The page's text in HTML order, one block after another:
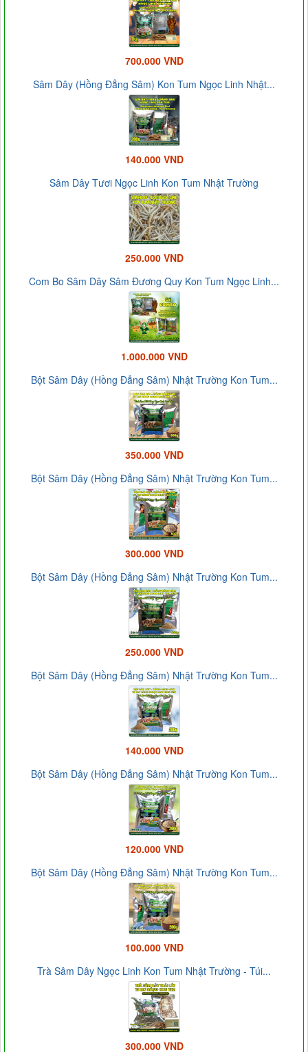
700.000 VND
Sâm Dây (Hồng Đẳng Sâm) Kon Tum Ngọc Linh Nhật...
140.000 VND
Sâm Dây Tươi Ngọc Linh Kon Tum Nhật Trường
250.000 VND
Com Bo Sâm Dây Sâm Đương Quy Kon Tum Ngọc Linh...
1.000.000 VND
Bột Sâm Dây (Hồng Đẳng Sâm) Nhật Trường Kon Tum...
350.000 VND
Bột Sâm Dây (Hồng Đẳng Sâm) Nhật Trường Kon Tum...
300.000 VND
Bột Sâm Dây (Hồng Đẳng Sâm) Nhật Trường Kon Tum...
250.000 VND
Bột Sâm Dây (Hồng Đẳng Sâm) Nhật Trường Kon Tum...
140.000 VND
Bột Sâm Dây (Hồng Đẳng Sâm) Nhật Trường Kon Tum...
120.000 VND
Bột Sâm Dây (Hồng Đẳng Sâm) Nhật Trường Kon Tum...
100.000 VND
Trà Sâm Dây Ngọc Linh Kon Tum Nhật Trường - Túi...
300.000 VND